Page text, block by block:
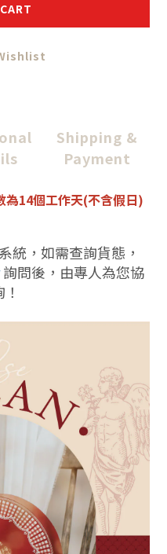
Shipping &
Payment
為14個工作天(不含假日)
統，如需查詢貨態，
詢問後，由專人為您協